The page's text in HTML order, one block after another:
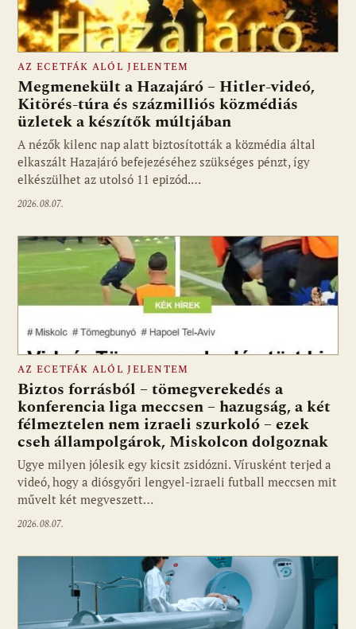
Fotó: media1.hu
AZ ECETFÁK ALÓL JELENTEM
Megmenekült a Hazajáró – Hitler-videó,
Kitörés-túra és százmilliós közmédiás
üzletek a készítők múltjában
A nézők kilenc nap alatt biztosították a közmédia által
elkaszált Hazajáró befejezéséhez szükséges pénzt, így
elkészülhet az utolsó 11 epizód.…
2026.08.07.
AZ ECETFÁK ALÓL JELENTEM
Biztos forrásból – tömegverekedés a
konferencia liga meccsen – hazugság, a két
félmeztelen nem izraeli szurkoló – ezek
cseh állampolgárok, Miskolcon dolgoznak
Ugye milyen jólesik egy kicsit zsidózni. Vírusként terjed a
videó, hogy a diósgyőri lengyel-izraeli futball meccsen mit
művelt két megveszett…
2026.08.07.